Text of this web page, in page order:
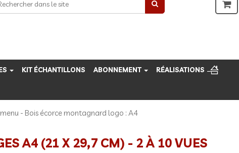
KIT ÉCHANTILLONS ABONNEMENT RÉALISATIONS
- Bois écorce montagnard logo : A4
A4 (21 X 29,7 CM) - 2 À 10 VUES